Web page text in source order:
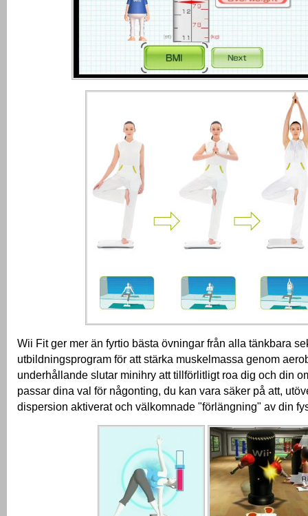
Wii Fit ger mer än fyrtio bästa övningar från alla tänkbara
utbildningsprogram för att stärka muskelmassa genom
underhållande slutar minihry att tillförlitligt roa dig och din
passar dina val för någonting, du kan vara säker på att,
dispersion aktiverat och välkomnade "förlängning" av din